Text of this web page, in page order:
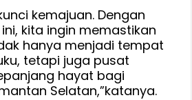
kemajuan. Dengan
kita ingin memastikan
hanya menjadi tempat
tetapi juga pusat
hayat bagi
Selatan,”katanya.